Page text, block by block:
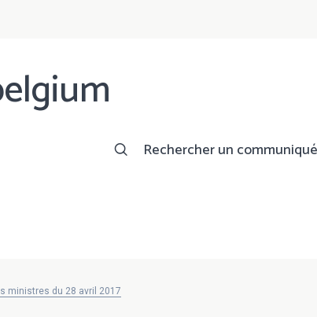
Rechercher un communiqué
ministres du 28 avril 2017